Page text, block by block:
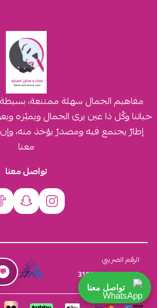
مفاهيم الجمال سهلة ممتنعة، بسيطة
حياتنا وكُل ذا عين يرى الجمال ويميّزه
إطارٌ يجتمع فيه ومصدرٌ يؤخذ منه،
معنا
تواصل معنا
الرقم الضريبي
310555259800003
💬
تواصل معنا